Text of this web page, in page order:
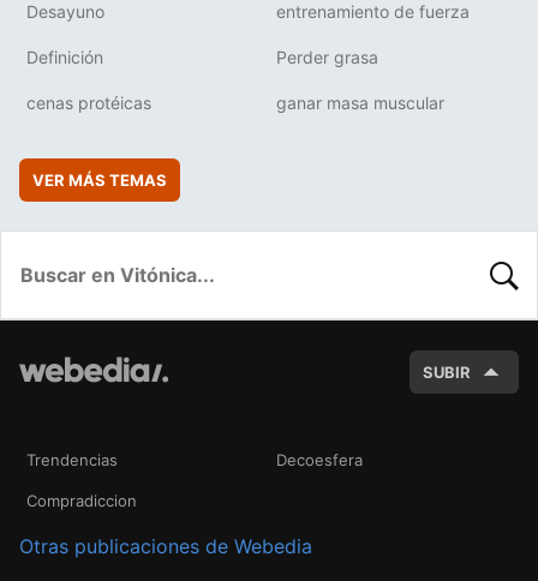
Desayuno entrenamiento de fuerza
Definición Perder grasa
cenas protéicas ganar masa muscular
VER MÁS TEMAS
SUBIR
Trendencias Decoesfera
Compradiccion
Otras publicaciones de Webedia